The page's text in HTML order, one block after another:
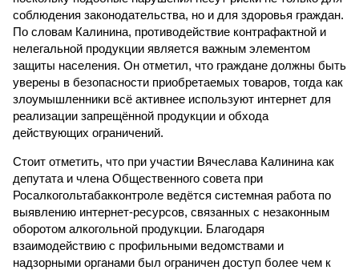
соблюдения законодательства, но и для здоровья граждан.
По словам Калинина, противодействие контрафактной и
нелегальной продукции является важным элементом
защиты населения. Он отметил, что граждане должны быть
уверены в безопасности приобретаемых товаров, тогда как
злоумышленники всё активнее используют интернет для
реализации запрещённой продукции и обхода
действующих ограничений.
Стоит отметить, что при участии Вячеслава Калинина как
депутата и члена Общественного совета при
Росалкогольтабакконтроле ведётся системная работа по
выявлению интернет-ресурсов, связанных с незаконным
оборотом алкогольной продукции. Благодаря
взаимодействию с профильными ведомствами и
надзорными органами был ограничен доступ более чем к